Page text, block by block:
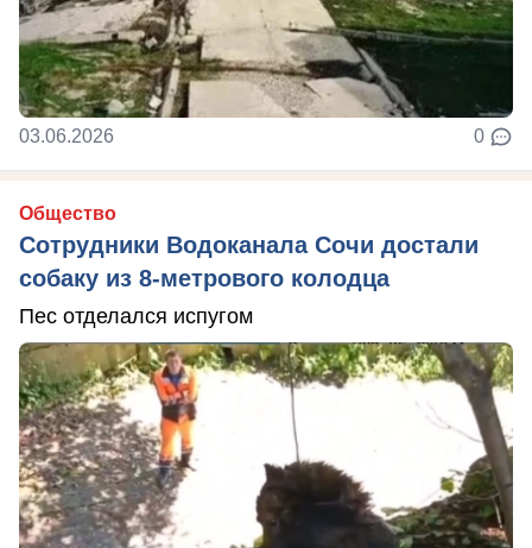
03.06.2026 0
Общество
Сотрудники Водоканала Сочи достали
собаку из 8-метрового колодца
Пес отделался испугом